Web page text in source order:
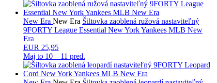
New Era New Era Šiltovka zaoblená ružová nastaviteľný
9FORTY League Essential New York Yankees MLB New
Era
EUR 25,95
Maj to 10 – 11 pred.